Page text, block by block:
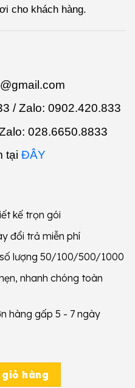
cho khách hàng.
/ Zalo: 0902.420.833
028.6650.8833
tại ĐÂY
kế trọn gói
đổi trả miễn phí
lượng 50/100/500/1000
nhanh chóng toàn
hàng gấp 5 - 7 ngày
lượnghàng